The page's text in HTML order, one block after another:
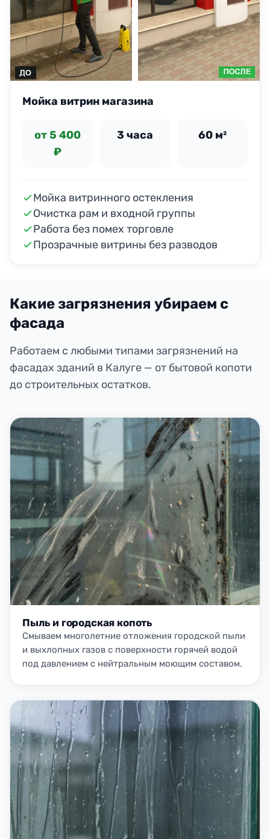
Мойка витрин магазина
от 5 400
₽
3 часа 60 м²
Мойка витринного остекления
Очистка рам и входной группы
Работа без помех торговле
Прозрачные витрины без разводов
Какие загрязнения убираем с
фасада
Работаем с любыми типами загрязнений на
фасадах зданий в Калуге — от бытовой копоти
до строительных остатков.
Пыль и городская копоть
Смываем многолетние отложения городской пыли
и выхлопных газов с поверхности горячей водой
под давлением с нейтральным моющим составом.